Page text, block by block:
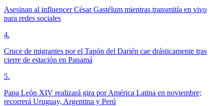
Asesinan al influencer César Gastélum mientras transmitía en vivo
para redes sociales
4.
Cruce de migrantes por el Tapón del Darién cae drásticamente tras
cierre de estación en Panamá
5.
Papa León XIV realizará gira por América Latina en noviembre;
recorrerá Uruguay, Argentina y Perú